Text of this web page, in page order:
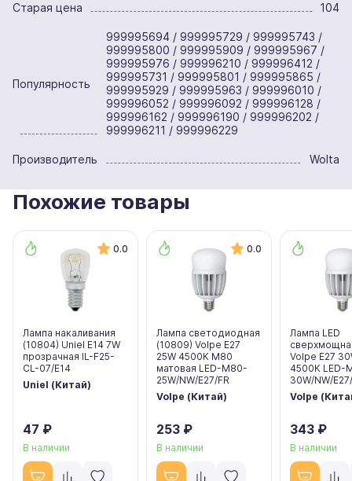
Старая цена 104
Популярность
999995694 / 999995729 / 999995743 /
999995800 / 999995909 / 999995967 /
999995976 / 999996210 / 999996412 /
999995731 / 999995801 / 999995865 /
999995929 / 999995963 / 999996010 /
999996052 / 999996092 / 999996128 /
999996162 / 999996190 / 999996202 /
999996211 / 999996229
Производитель Wolta
Похожие товары
0.0
Лампа накаливания
(10804) Uniel E14 7W
прозрачная IL-F25-
CL-07/E14
Uniel (Китай)
47 ₽
В наличии
0.0
Лампа светодиодная
(10809) Volpe E27
25W 4500K M80
матовая LED-M80-
25W/NW/E27/FR
Volpe (Китай)
253 ₽
В наличии
Лампа LED
Volpe E27
4500K LED-
30W/NW/
Volpe
343 ₽
В наличии